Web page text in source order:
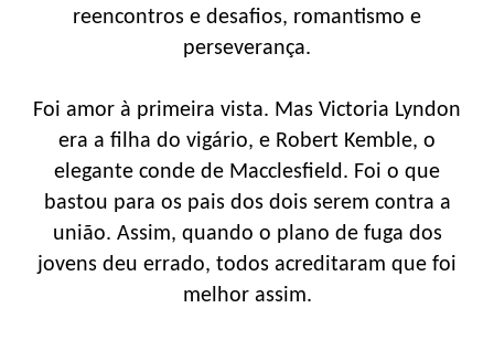
reencontros e desafios, romantismo e
perseverança.
Foi amor à primeira vista. Mas Victoria Lyndon
era a filha do vigário, e Robert Kemble, o
elegante conde de Macclesfield. Foi o que
bastou para os pais dos dois serem contra a
união. Assim, quando o plano de fuga dos
jovens deu errado, todos acreditaram que foi
melhor assim.